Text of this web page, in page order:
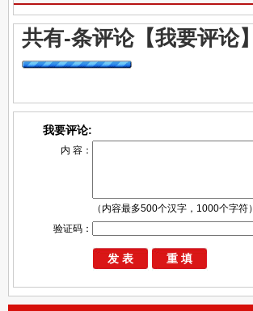
共有-条评论【我要评论】
我要评论:
内 容：
（内容最多500个汉字，1000个字符）
验证码：